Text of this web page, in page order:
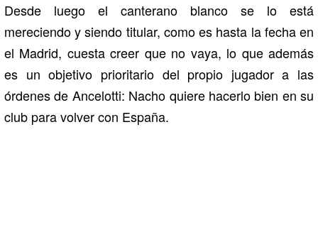
Desde luego el canterano blanco se lo está
mereciendo y siendo titular, como es hasta la fecha en
el Madrid, cuesta creer que no vaya, lo que además
es un objetivo prioritario del propio jugador a las
órdenes de Ancelotti: Nacho quiere hacerlo bien en su
club para volver con España.